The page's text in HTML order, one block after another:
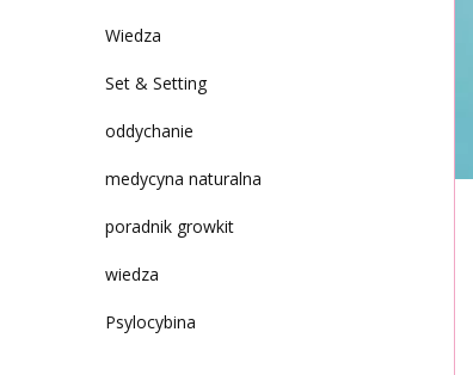
Wiedza
Set & Setting
oddychanie
medycyna naturalna
poradnik growkit
wiedza
Psylocybina